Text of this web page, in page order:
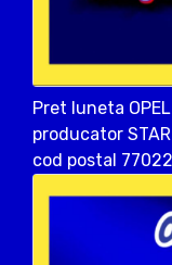
Pret luneta
producator
cod postal 77022